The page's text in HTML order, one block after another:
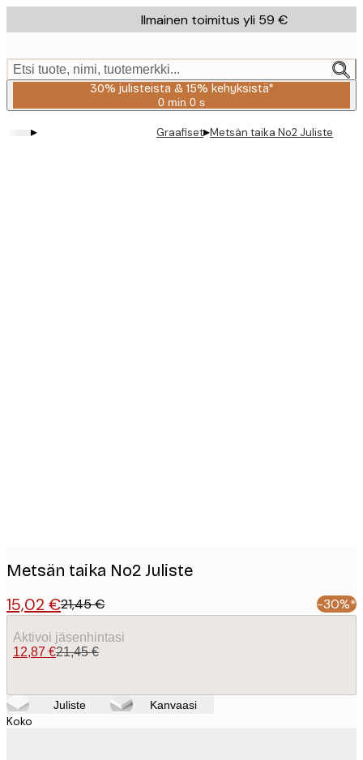
to
content.
Ilmainen toimitus yli 59 €
Etsi tuote, nimi, tuotemerkki...
30% julisteista & 15% kehyksistä*
0 min 0 s
Voimassa
2026-
▸ Graafiset▸Metsän taika No2 Juliste
Metsän taika No2 Juliste
15,02 €21,45 € -30%*
Aktivoi jäsenhintasi
12,87 €21,45 €
Juliste Kanvaasi
Koko